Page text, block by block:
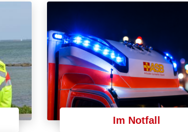
Im Notfall